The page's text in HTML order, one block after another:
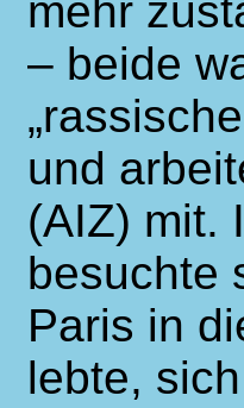
mehr
– beide
und
(AIZ) mit.
besuchte
Paris in
lebte,